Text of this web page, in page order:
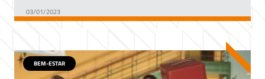
03/01/2023
BEM-ESTAR